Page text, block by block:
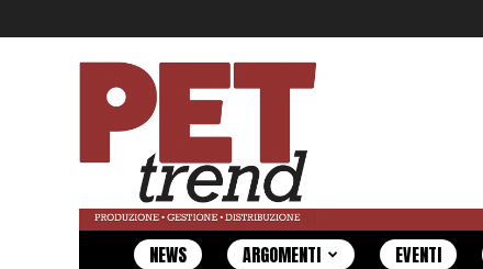
Pet
Trend
NEWS ARGOMENTI EVENTI